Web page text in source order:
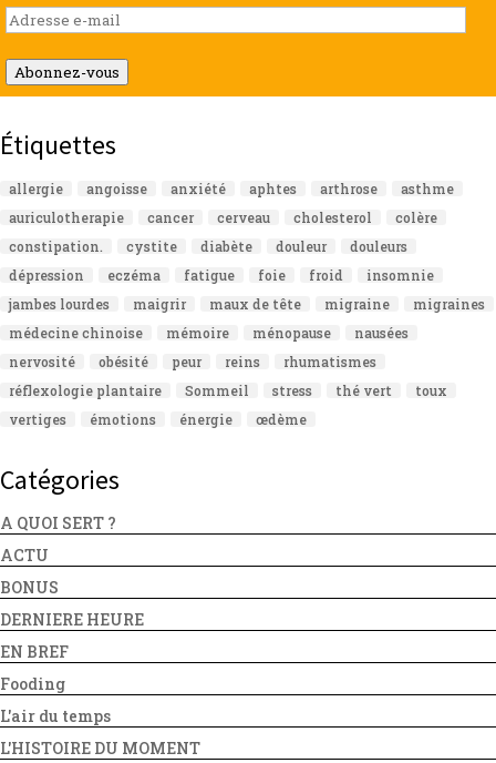
Adresse
e-
mail
Abonnez-vous
Étiquettes
allergie angoisse anxiété aphtes arthrose
asthme
auriculotherapie
cancer cerveau cholesterol
colère
constipation.
cystite diabète douleur
douleurs
dépression
eczéma fatigue foie froid
insomnie
jambes lourdes
maigrir maux de tête migraine
migraines
médecine chinoise
mémoire ménopause
nausées
nervosité
obésité peur reins
rhumatismes
réflexologie plantaire
Sommeil stress thé vert
toux
vertiges
émotions énergie œdème
Catégories
A QUOI SERT ?
ACTU
BONUS
DERNIERE HEURE
EN BREF
Fooding
L'air du temps
L'HISTOIRE DU MOMENT